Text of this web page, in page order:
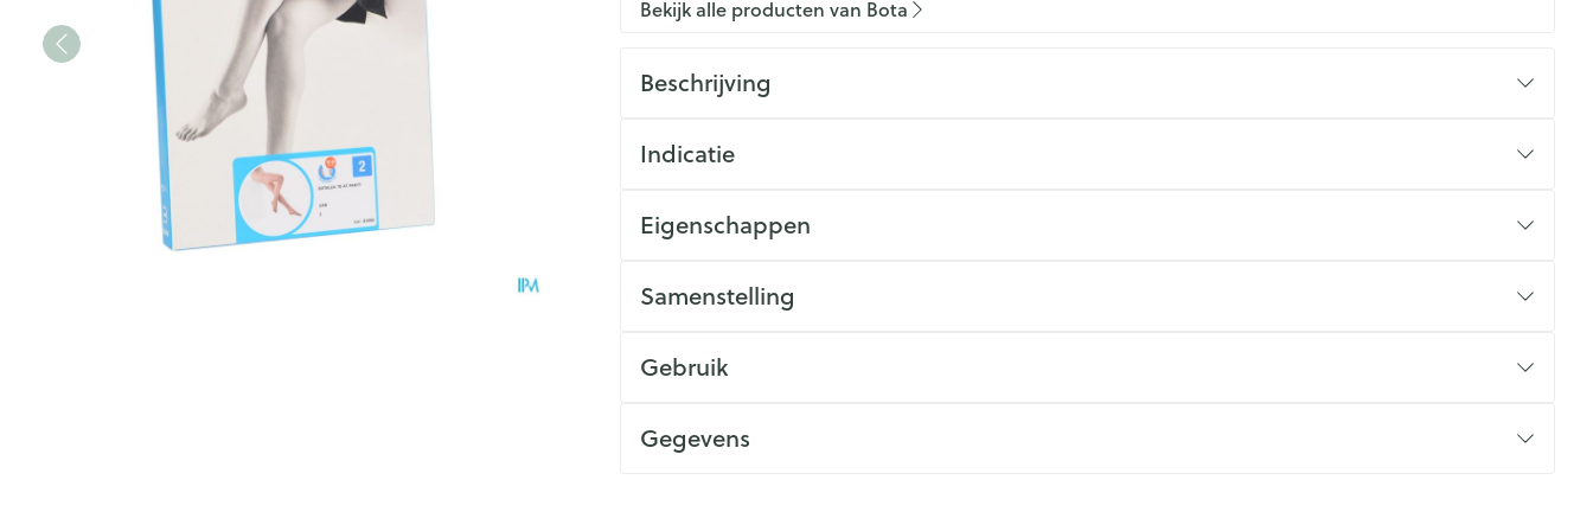
Bekijk alle producten van Bota
Beschrijving
Indicatie
Eigenschappen
Samenstelling
Gebruik
Gegevens